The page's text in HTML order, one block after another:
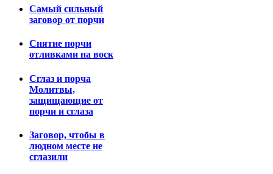
Самый сильный
заговор от порчи
Снятие порчи
отливками на воск
Сглаз и порча
Молитвы,
защищающие от
порчи и сглаза
Заговор, чтобы в
людном месте не
сглазили